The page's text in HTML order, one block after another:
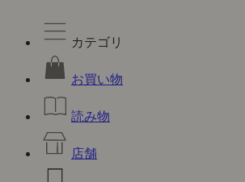
カテゴリ
お買い物
読み物
店舗